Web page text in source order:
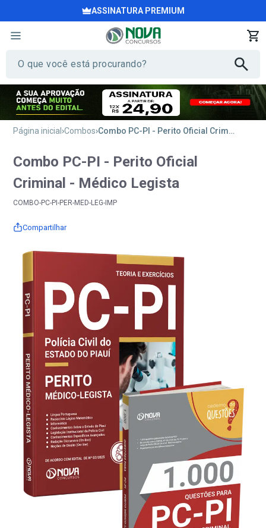
ASSINATURA PREMIUM
Página inicial Combos Combo PC-PI - Perito Oficial Criminal - Médico Legista
Combo PC-PI - Perito Oficial
Criminal - Médico Legista
COMBO-PC-PI-PER-MED-LEG-IMP
Compartilhar